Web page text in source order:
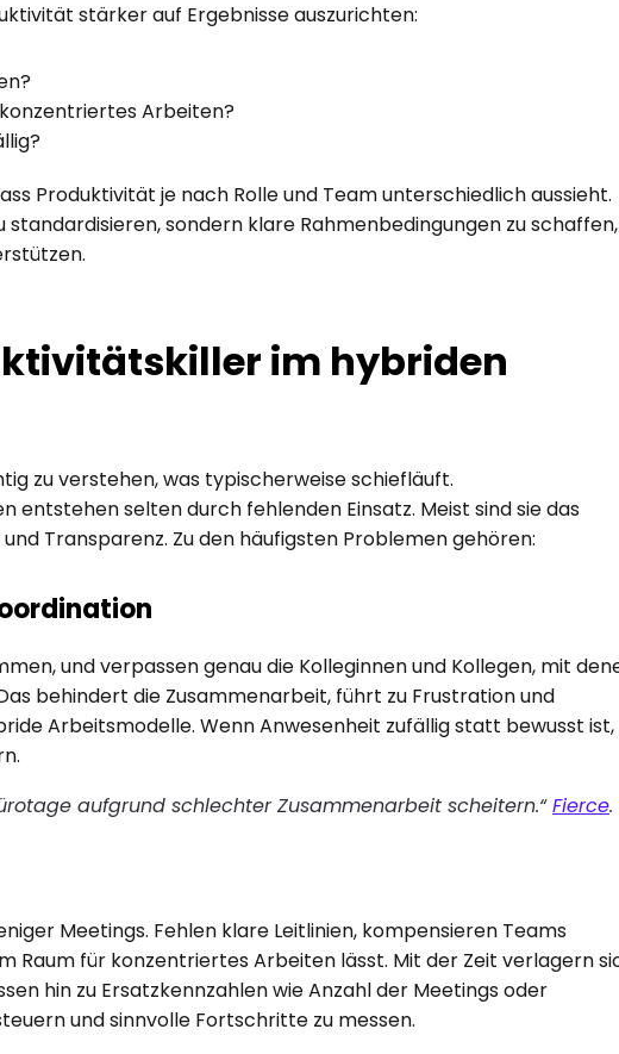
stärker auf Ergebnisse auszurichten:
Arbeiten?
Produktivität je nach Rolle und Team unterschiedlich aussieht.
standardisieren, sondern klare Rahmenbedingungen zu schaffen,
im hybriden
zu verstehen, was typischerweise schiefläuft.
selten durch fehlenden Einsatz. Meist sind sie das
Transparenz. Zu den häufigsten Problemen gehören:
und verpassen genau die Kolleginnen und Kollegen, mit
behindert die Zusammenarbeit, führt zu Frustration und
Arbeitsmodelle. Wenn Anwesenheit zufällig statt bewusst ist,
aufgrund schlechter Zusammenarbeit scheitern.“ Fierce.
Meetings. Fehlen klare Leitlinien, kompensieren Teams
Raum für konzentriertes Arbeiten lässt. Mit der Zeit verlagern
hin zu Ersatzkennzahlen wie Anzahl der Meetings oder
und sinnvolle Fortschritte zu messen.